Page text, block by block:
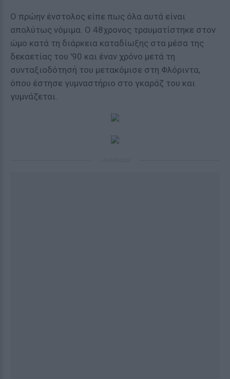
Ο πρώην ένστολος είπε πως όλα αυτά είναι
απολύτως νόμιμα. Ο 48χρονος τραυματίστηκε στον
ώμο κατά τη διάρκεια καταδίωξης στα μέσα της
δεκαετίας του '90 και έναν χρόνο μετά τη
συνταξιοδότησή του μετακόμισε στη Φλόριντα,
όπου έστησε γυμναστήριο στο γκαράζ του και
γυμνάζεται.